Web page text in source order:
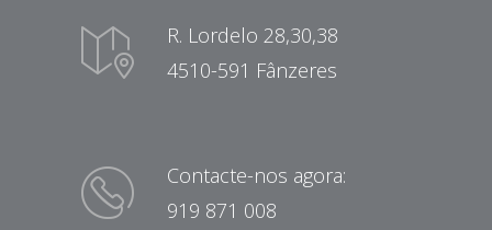
R. Lordelo 28,30,38
4510-591 Fânzeres
Contacte-nos agora:
919 871 008